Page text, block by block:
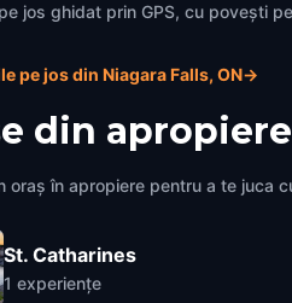
jos ghidat prin GPS, cu povești
pe jos din Niagara Falls, ON→
din apropiere
oraș în apropiere pentru a te juca
St. Catharines
1 experiențe